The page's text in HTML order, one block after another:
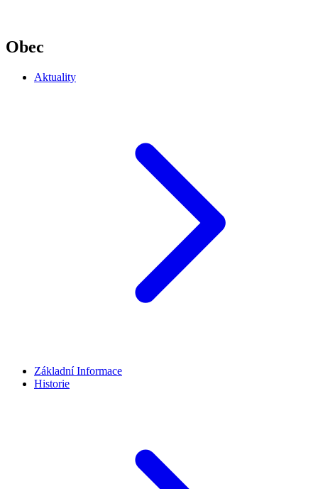
Obec
Aktuality
Základní Informace
Historie